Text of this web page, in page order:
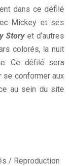
dans ce défilé
Mickey et ses
Story et d’autres
colorés, la nuit
Ce défilé sera
se conformer aux
au sein du site
/ Reproduction